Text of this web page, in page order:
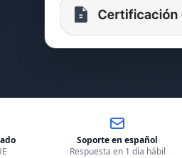
Soporte en español
Respuesta en 1 día hábil